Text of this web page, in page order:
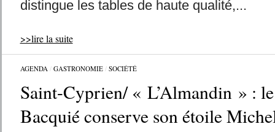
distingue les tables de haute qualité,...
>>lire la suite
AGENDA/ GASTRONOMIE/ SOCIÉTÉ
Saint-Cyprien/ « L’Almandin » :
Bacquié conserve son étoile